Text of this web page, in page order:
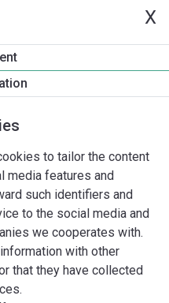
X
to tailor the content
media features and
such identifiers and
to the social media and
we cooperates with.
with other
that they have collected